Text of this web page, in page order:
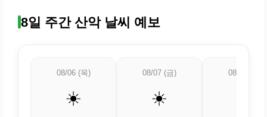
8일 주간 산악 날씨 예보
08/06 (목)
☀️
08/07 (금)
☀️
08/08 (토)